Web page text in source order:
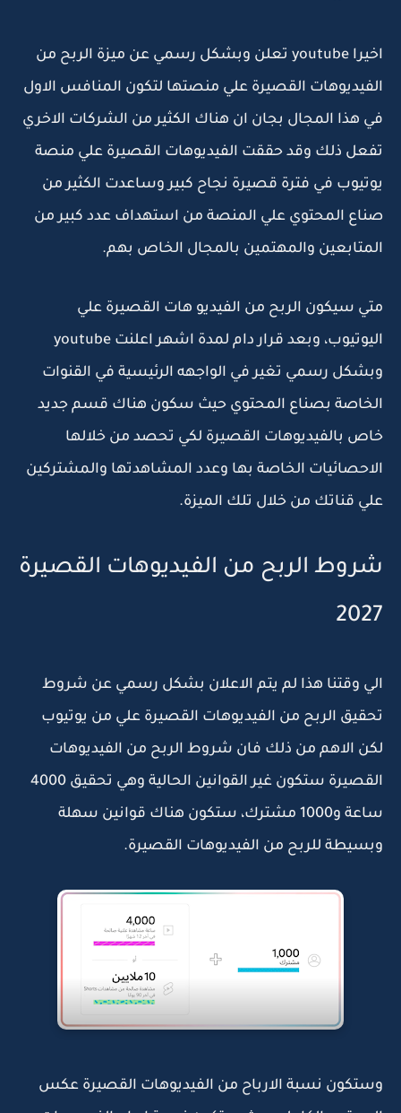
اخيرا youtube تعلن وبشكل رسمي عن ميزة الربح من
الفيديوهات القصيرة علي منصتها لتكون المنافس الاول
في هذا المجال بجان ان هناك الكثير من الشركات الاخري
تفعل ذلك وقد حققت الفيديوهات القصيرة علي منصة
يوتيوب في فترة قصيرة نجاح كبير وساعدت الكثير من
صناع المحتوي علي المنصة من استهداف عدد كبير من
المتابعين والمهتمين بالمجال الخاص بهم.
متي سيكون الربح من الفيديو هات القصيرة علي
اليوتيوب، وبعد قرار دام لمدة اشهر اعلنت youtube
وبشكل رسمي تغير في الواجهه الرئيسية في القنوات
الخاصة بصناع المحتوي حيث سكون هناك قسم جديد
خاص بالفيديوهات القصيرة لكي تحصد من خلالها
الاحصائيات الخاصة بها وعدد المشاهدتها والمشتركين
علي قناتك من خلال تلك الميزة.
شروط الربح من الفيديوهات القصيرة
2027
الي وقتنا هذا لم يتم الاعلان بشكل رسمي عن شروط
تحقيق الربح من الفيديوهات القصيرة علي من يوتيوب
لكن الاهم من ذلك فان شروط الربح من الفيديوهات
القصيرة ستكون غير القوانين الحالية وهي تحقيق 4000
ساعة و1000 مشترك، ستكون هناك قوانين سهلة
وبسيطة للربح من الفيديوهات القصيرة.
وستكون نسبة الارباح من الفيديوهات القصيرة عكس